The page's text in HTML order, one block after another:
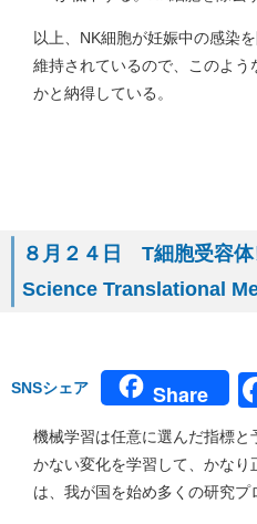
以上、NK細胞が妊娠中の感染
維持されているので、このよ
かと納得している。
８月２４日 T細胞受容体
Science Translational
SNSシェア Share
機械学習は任意に選んだ指標
かない変化を学習して、かな
は、我が国を始め多くの研究プ